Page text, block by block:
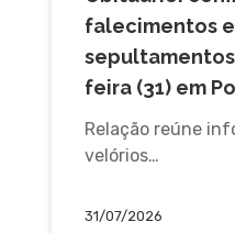
falecimentos e
feira (31) em
Relação reúne
velórios…
31/07/2026